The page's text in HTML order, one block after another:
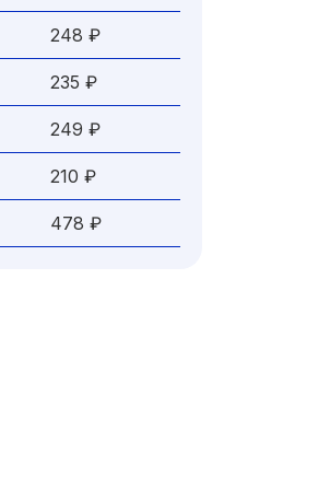
248 ₽
235 ₽
249 ₽
210 ₽
478 ₽